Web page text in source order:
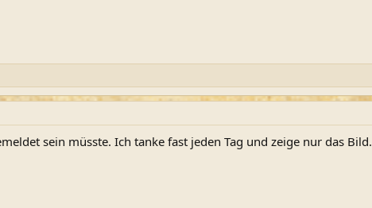
sein müsste. Ich tanke fast jeden Tag und zeige nur das Bild.